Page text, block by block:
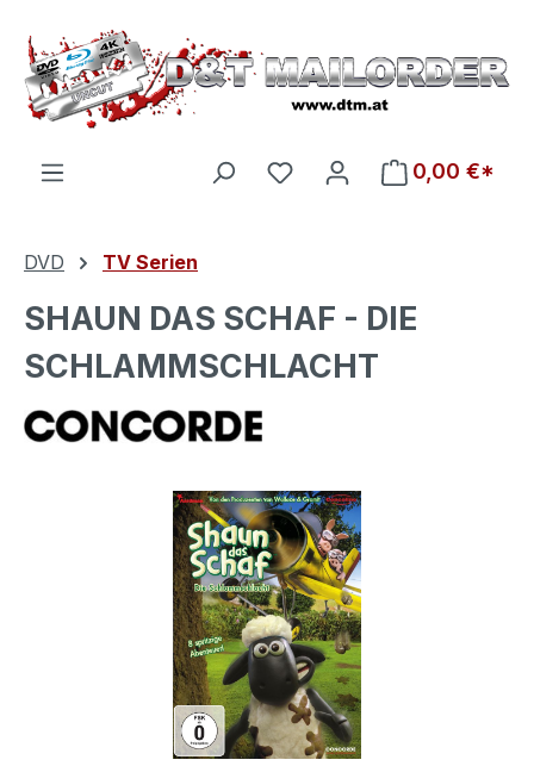
Zum Hauptinhalt springen
Du hast 0 Produkte auf
0,00 €*
DVD TV Serien
SHAUN DAS SCHAF - DIE
SCHLAMMSCHLACHT
Bildergalerie überspringen